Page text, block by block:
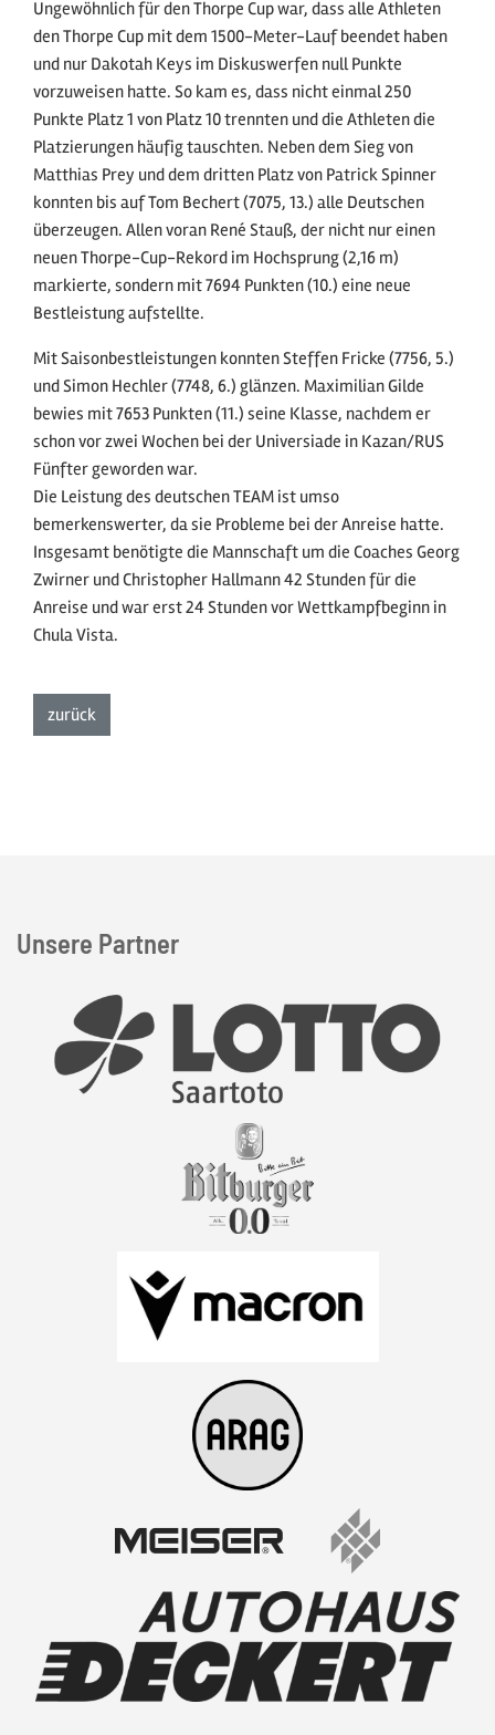
Ungewöhnlich für den Thorpe Cup war, dass alle Athleten
den Thorpe Cup mit dem 1500-Meter-Lauf beendet haben
und nur Dakotah Keys im Diskuswerfen null Punkte
vorzuweisen hatte. So kam es, dass nicht einmal 250
Punkte Platz 1 von Platz 10 trennten und die Athleten die
Platzierungen häufig tauschten. Neben dem Sieg von
Matthias Prey und dem dritten Platz von Patrick Spinner
konnten bis auf Tom Bechert (7075, 13.) alle Deutschen
überzeugen. Allen voran René Stauß, der nicht nur einen
neuen Thorpe-Cup-Rekord im Hochsprung (2,16 m)
markierte, sondern mit 7694 Punkten (10.) eine neue
Bestleistung aufstellte.
Mit Saisonbestleistungen konnten Steffen Fricke (7756, 5.)
und Simon Hechler (7748, 6.) glänzen. Maximilian Gilde
bewies mit 7653 Punkten (11.) seine Klasse, nachdem er
schon vor zwei Wochen bei der Universiade in Kazan/RUS
Fünfter geworden war.
Die Leistung des deutschen TEAM ist umso
bemerkenswerter, da sie Probleme bei der Anreise hatte.
Insgesamt benötigte die Mannschaft um die Coaches Georg
Zwirner und Christopher Hallmann 42 Stunden für die
Anreise und war erst 24 Stunden vor Wettkampfbeginn in
Chula Vista.
zurück
Unsere Partner